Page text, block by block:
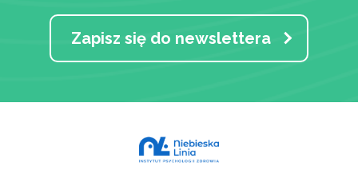
Zapisz się do newslettera